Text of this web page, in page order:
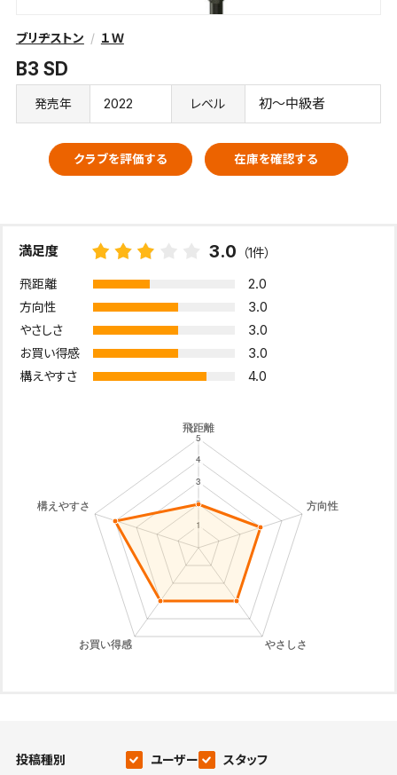
ブリヂストン １Ｗ
B3 SD
発売年 2022 レベル 初～中級者
クラブを評価する 在庫を確認する
満足度 3.0 （1件）
飛距離 2.0
方向性 3.0
やさしさ 3.0
お買い得感 3.0
構えやすさ 4.0
投稿種別 ユーザー スタッフ